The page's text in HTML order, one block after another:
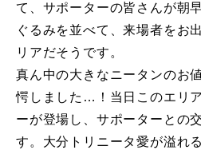
て、サポーターの皆さんが朝
ぐるみを並べて、来場者をお
リアだそうです。
真ん中の大きなニータンのお
愕しました…！当日このエリ
ーが登場し、サポーターとの
す。大分トリニータ愛が溢れ